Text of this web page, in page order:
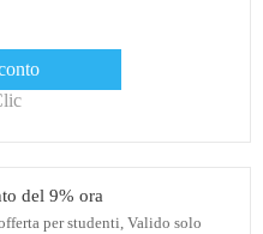
del 9% ora
per studenti, Valido solo